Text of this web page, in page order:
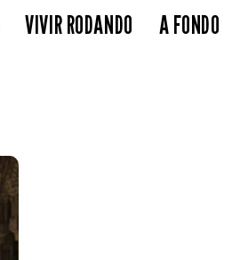
VIVIR RODANDO A FONDO